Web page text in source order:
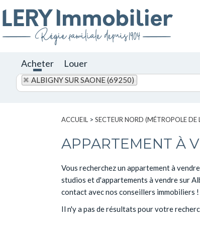
Acheter Louer
ALBIGNY SUR SAONE (69250)
ACCUEIL > SECTEUR NORD (MÉTROPOLE DE
APPARTEMENT À
Vous recherchez un appartement à
studios et d'appartements à vendre sur
contact avec nos conseillers immobiliers !
Il n'y a pas de résultats pour votre